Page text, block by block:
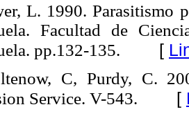
L. 1990. Parasitismo
Facultad de
pp.132-135. [
C, Purdy, C.
Service. V-543. [